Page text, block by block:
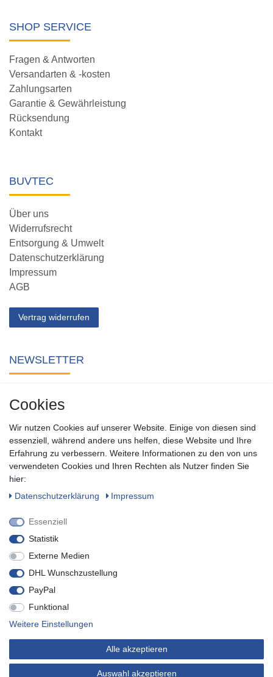
SHOP SERVICE
Fragen & Antworten
Versandarten & -kosten
Zahlungsarten
Garantie & Gewährleistung
Rücksendung
Kontakt
BUVTEC
Über uns
Widerrufsrecht
Entsorgung & Umwelt
Datenschutzerklärung
Impressum
AGB
Vertrag widerrufen
NEWSLETTER
Sie keine Neuigkeit oder Aktion aus unserem Shop.
Zum Newsletter anmelden
SOCIAL
Rechte vorbehalten.
* Sie können sich jederzeit von unserem Newsletter abmelden.
Cookies
Wir nutzen Cookies auf unserer Website. Einige von diesen sind
essenziell, während andere uns helfen, diese Website und Ihre
Erfahrung zu verbessern. Weitere Informationen zu den von uns
verwendeten Cookies und Ihren Rechten als Nutzer finden Sie
hier:
Daten­schutz­erklärung
Impressum
Essenziell
Statistik
Externe Medien
DHL Wunschzustellung
PayPal
Funktional
Weitere Einstellungen
Alle akzeptieren
Auswahl akzeptieren